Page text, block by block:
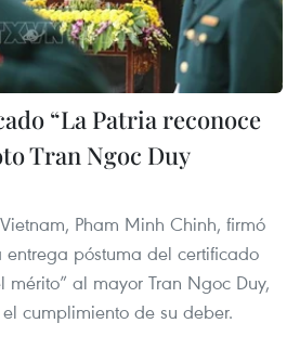
“La Patria reconoce
Tran Ngoc Duy
Pham Minh Chinh, firmó
póstuma del certificado
mérito” al mayor Tran Ngoc Duy,
cumplimiento de su deber.